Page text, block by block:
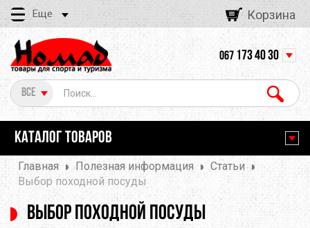
Еще Корзина
Все
067 173 40 30
КАТАЛОГ ТОВАРОВ
Главная Полезная информация
Статьи
Выбор походной посуды
Выбор походной посуды